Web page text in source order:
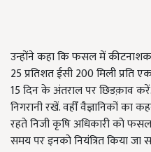
उन्होंने कहा कि फसल में कीटनाशक
25 प्रतिशत ईसी 200 मिली प्रति
15 दिन के अंतराल पर छिडक़ाव
निगरानी रखें. वहीँ वैज्ञानिकों
रहते निजी कृषि अधिकारी को
समय पर इनको नियंत्रित किया जा